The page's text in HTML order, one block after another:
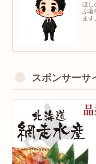
ほし
ぶ著
ます
スポンサーサ